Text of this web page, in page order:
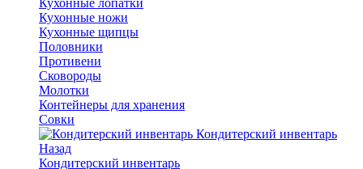
Кухонные ножи
Кухонные щипцы
Половники
Противени
Сковороды
Молотки
Контейнеры для хранения
Совки
Кондитерский инвентарь
Назад
Кондитерский инвентарь